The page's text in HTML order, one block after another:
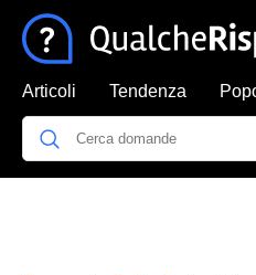
Articoli Tendenza